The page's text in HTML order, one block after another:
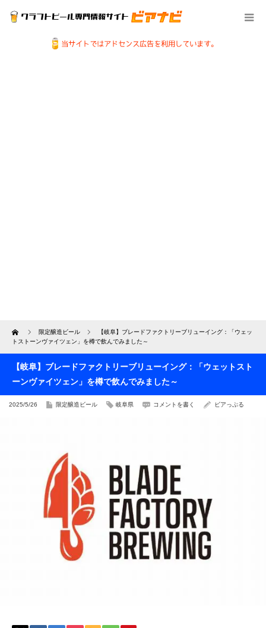
Home 限定醸造ビール
【岐阜】ブレードファクトリーブリューイング：「ウェッ
トストーンヴァイツェン」を樽で飲んでみました～
【岐阜】ブレードファクトリーブリューイング：「ウェットスト
ーンヴァイツェン」を樽で飲んでみました～
2025/5/26 限定醸造ビール 岐阜県 コメントを書く ビアっぷる